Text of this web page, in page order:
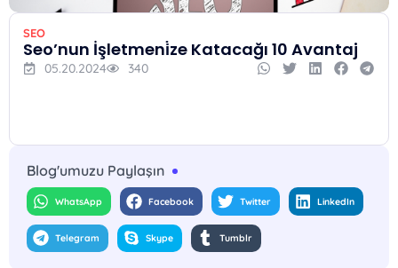
SEO
Seo’nun İşletmeni̇ze Katacağı 10 Avantaj
05.20.2024 340
Blog'umuzu Paylaşın
WhatsApp Facebook Twitter LinkedIn
Telegram Skype Tumblr